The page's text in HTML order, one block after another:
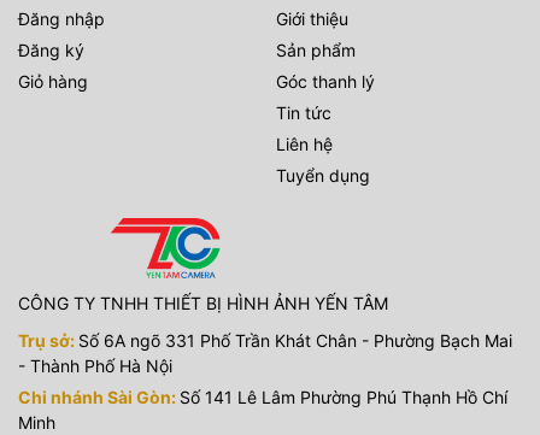
Đăng nhập
Đăng ký
Giỏ hàng
Giới thiệu
Sản phẩm
Góc thanh lý
Tin tức
Liên hệ
Tuyển dụng
CÔNG TY TNHH THIẾT BỊ HÌNH ẢNH YẾN TÂM
Trụ sở: Số 6A ngõ 331 Phố Trần Khát Chân - Phường Bạch Mai
- Thành Phố Hà Nội
Chi nhánh Sài Gòn: Số 141 Lê Lâm Phường Phú Thạnh Hồ Chí
Minh